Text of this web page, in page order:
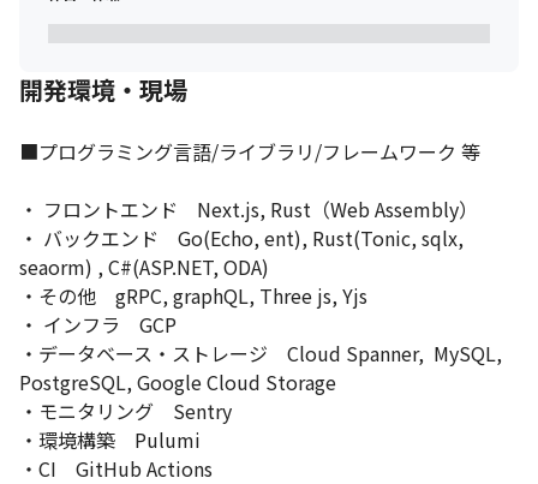
開発環境・現場
■プログラミング言語/ライブラリ/フレームワーク 等
・ フロントエンド　Next.js, Rust（Web Assembly）
・ バックエンド　Go(Echo, ent), Rust(Tonic, sqlx,
seaorm) , C#(ASP.NET, ODA)
・その他　gRPC, graphQL, Three js, Yjs
・ インフラ　GCP
・データベース・ストレージ　Cloud Spanner,  MySQL,
PostgreSQL, Google Cloud Storage
・モニタリング　Sentry
・環境構築　Pulumi
・CI　GitHub Actions